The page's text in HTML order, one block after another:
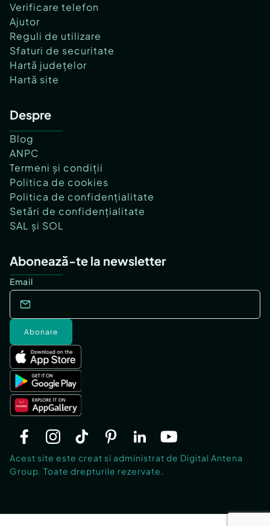
Verificare telefon
Ajutor
Reguli de utilizare
Sfaturi de securitate
Hartă județelor
Hartă site
Despre
Blog
ANPC
Termeni și condiții
Politica de cookies
Politica de confidențialitate
Setări de confidențialitate
SAL și SOL
Abonează-te la newsletter
Email
Abonare
Acest site este creat si administrat de Digital Antena
Group. Toate drepturile rezervate.